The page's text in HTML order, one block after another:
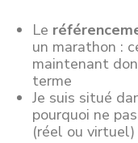
Le
un marathon :
maintenant
terme
Je suis situé
pourquoi ne
(réel ou virtuel)